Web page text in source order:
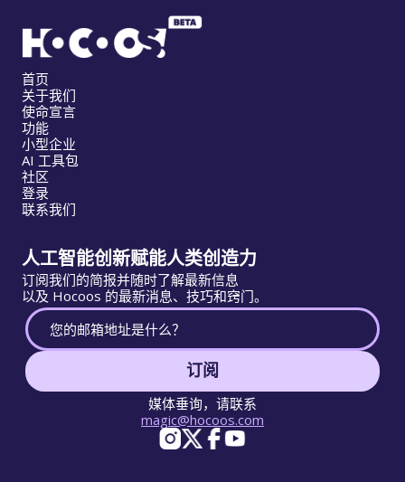
首页
关于我们
使命宣言
功能
小型企业
AI 工具包
社区
登录
联系我们
人工智能创新赋能人类创造力
订阅我们的简报并随时了解最新信息
以及 Hocoos 的最新消息、技巧和窍门。
订阅
媒体垂询，请联系
magic@hocoos.com